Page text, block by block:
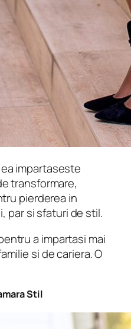
impartaseste
transformare,
pierderea in
par si sfaturi de stil.
a impartasi mai
si de cariera. O
Stil